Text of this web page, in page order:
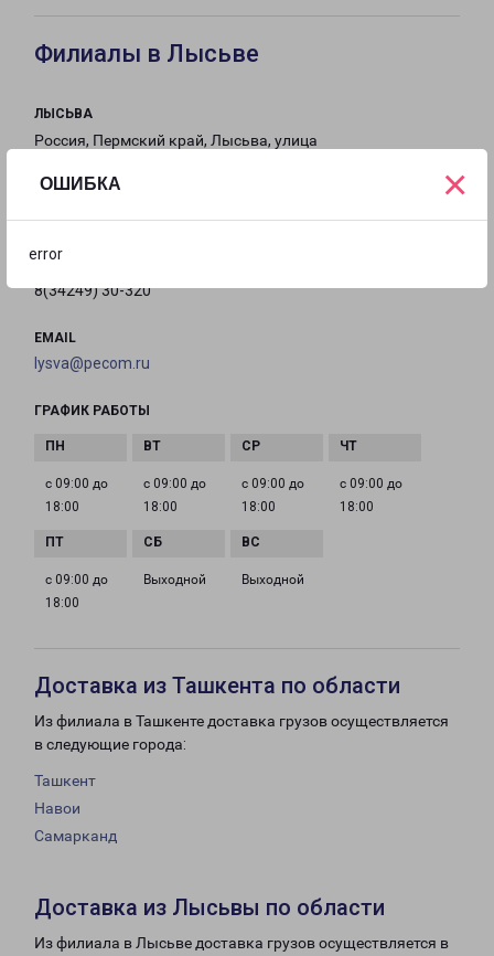
ОШИБКА
error
×
Филиалы в Лысьве
ЛЫСЬВА
Россия, Пермский край, Лысьва, улица
на карте
8(34249) 30-320
EMAIL
lysva@pecom.ru
ГРАФИК РАБОТЫ
с 09:00 до
18:00
с 09:00 до
18:00
с 09:00 до
18:00
с 09:00 до
18:00
с 09:00 до
18:00
Выходной Выходной
Доставка из Ташкента по области
Из филиала в Ташкенте доставка грузов осуществляется
в следующие города:
Ташкент
Навои
Самарканд
Доставка из Лысьвы по области
Из филиала в Лысьве доставка грузов осуществляется в